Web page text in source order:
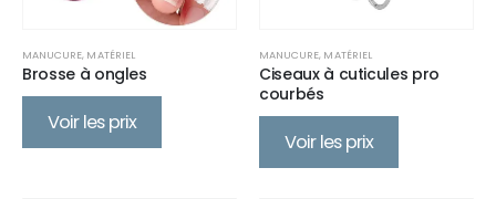
MANUCURE, MATÉRIEL
Brosse à ongles
Voir les prix
MANUCURE, MATÉRIEL
Ciseaux à cuticules pro
courbés
Voir les prix